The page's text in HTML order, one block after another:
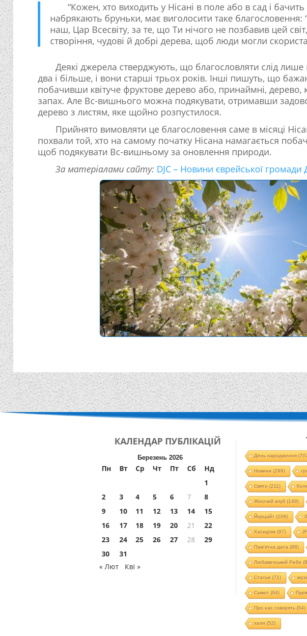
“Кожен, хто виходить у Нісані в поле або в сад і бачить
набрякають бруньки, має виголосити таке благословення:
наш, Цар Всесвіту, за те, що Ти нічого не позбавив цей
створіння, чудові й добрі дерева, щоб люди могли
Деякі джерела стверджують, що благословляти слід лише
два і більше, і вони старші трьох років. Інші пишуть, що
побачивши квітуче фруктове дерево або, принаймні, дерево,
запах. Але Вс-вишнього можна подякувати, отримавши
дерево з листям, яке щойно розпустилося.
Прийнято вимовляти це благословення саме в місяці
похвали той, хто на самому початку Нісана намагається
щоб подякувати Вс-вишньому за оновлення природи.
За матеріалами сайту: DJC – Новини єврейської громади
КАЛЕНДАР ПУБЛІКАЦІЙ
Березень 2026
Пн Вт Ср Чт Пт Сб
Нд
1
2
3 4 5 6 7
8
9
10 11 12 13 14
15
16
17 18 19 20 21
22
23
24 25 26 27 28
29
30
31
« Лют
Кві »
День народження
Новини (299)
Свято (211)
Жіночий клуб (149)
Йорцайт (108)
Хасидізм (97)
Пам'ятна дата (88)
Любавичський Ребе
Статьи (71)
Суккот (64)
Про нас говорять (54)
хали (52)